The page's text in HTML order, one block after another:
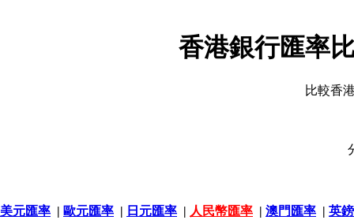
香港銀行匯率
比較香
美元匯率 | 歐元匯率 | 日元匯率 | 人民幣匯率 | 澳門匯率 | 英